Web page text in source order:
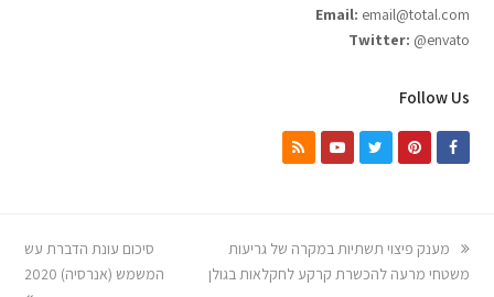
Email: email@total.com
Twitter: @envato
Follow Us
מענק פיצוי תשתיות במקרה של גריעות
משטחי מרעה להכשרת קרקע לחקלאות בגולן
סיכום עונת הדברת עש
המשמש (אנרסיה) 2020